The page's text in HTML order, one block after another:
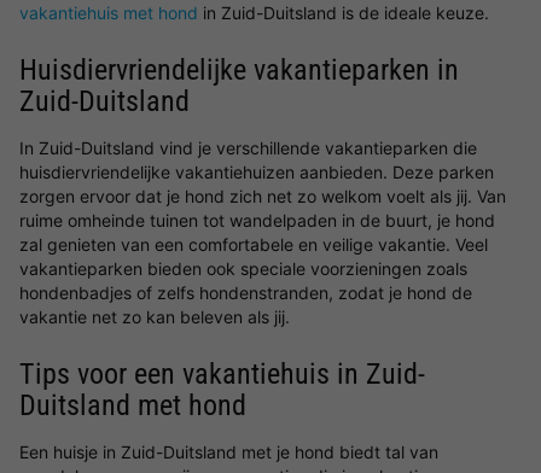
vakantiehuis met hond in Zuid-Duitsland is de ideale keuze.
Huisdiervriendelijke vakantieparken in
Zuid-Duitsland
In Zuid-Duitsland vind je verschillende vakantieparken die
huisdiervriendelijke vakantiehuizen aanbieden. Deze parken
zorgen ervoor dat je hond zich net zo welkom voelt als jij. Van
ruime omheinde tuinen tot wandelpaden in de buurt, je hond
zal genieten van een comfortabele en veilige vakantie. Veel
vakantieparken bieden ook speciale voorzieningen zoals
hondenbadjes of zelfs hondenstranden, zodat je hond de
vakantie net zo kan beleven als jij.
Tips voor een vakantiehuis in Zuid-
Duitsland met hond
Een huisje in Zuid-Duitsland met je hond biedt tal van